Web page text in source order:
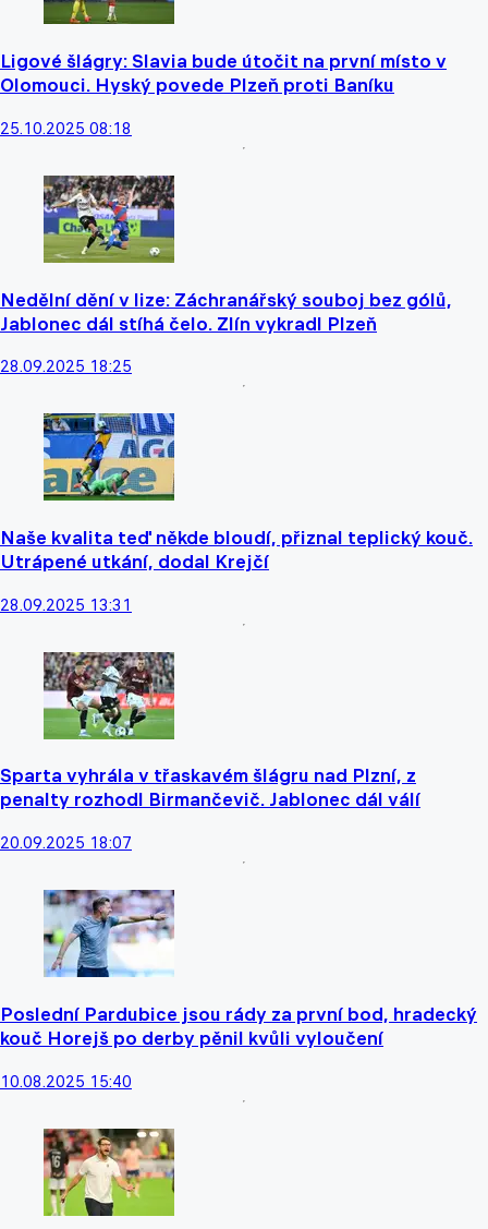
Ligové šlágry: Slavia bude útočit na první místo v
Olomouci. Hyský povede Plzeň proti Baníku
25.10.2025 08:18
Nedělní dění v lize: Záchranářský souboj bez gólů,
Jablonec dál stíhá čelo. Zlín vykradl Plzeň
28.09.2025 18:25
Naše kvalita teď někde bloudí, přiznal teplický kouč.
Utrápené utkání, dodal Krejčí
28.09.2025 13:31
Sparta vyhrála v třaskavém šlágru nad Plzní, z
penalty rozhodl Birmančevič. Jablonec dál válí
20.09.2025 18:07
Poslední Pardubice jsou rády za první bod, hradecký
kouč Horejš po derby pěnil kvůli vyloučení
10.08.2025 15:40